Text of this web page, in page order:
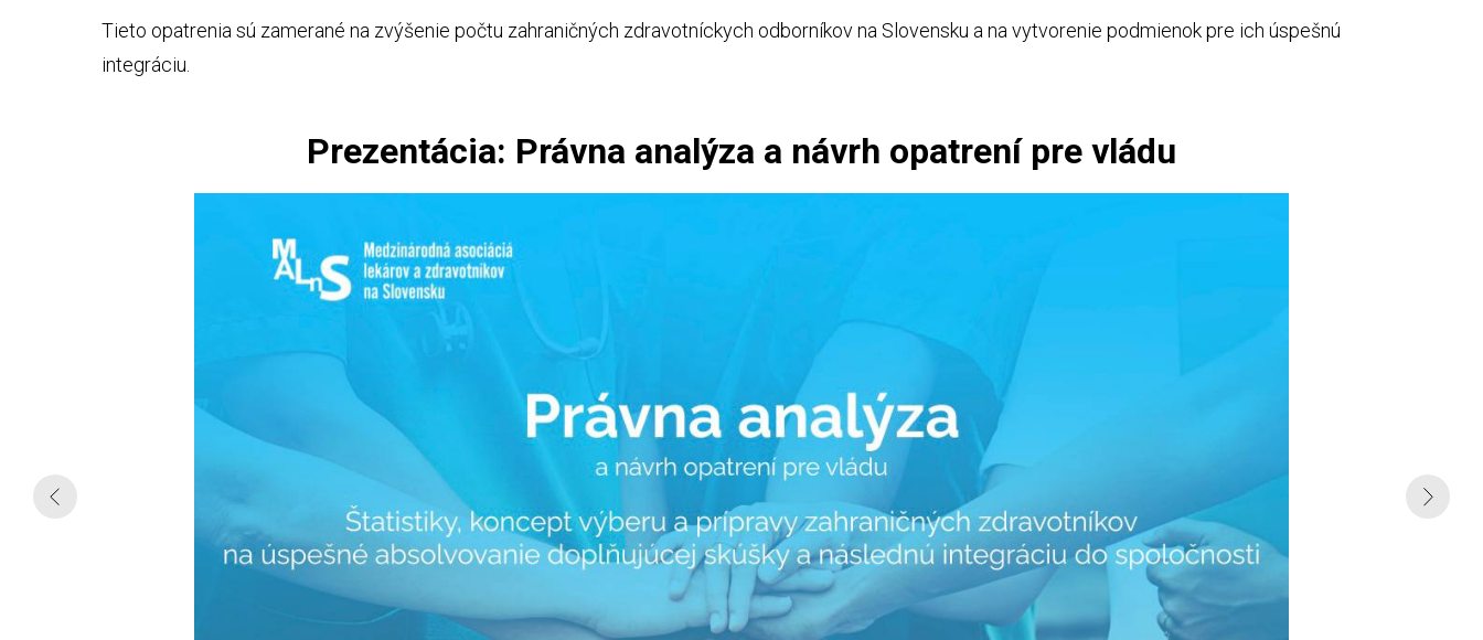
Tieto opatrenia sú zamerané na zvýšenie počtu zahraničných zdravotníckych odborníkov na Slovensku a na vytvorenie podmienok pre ich úspešnú
integráciu.
Prezentácia: Právna analýza a návrh opatrení pre vládu